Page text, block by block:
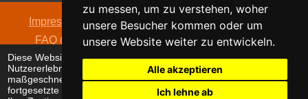
Diese Website verwendet Cookies, um Ihr
Nutzererlebnis zu verbessern und
maßgeschneiderte Anzeigen anzuzeigen. Die
fortgesetzte Nutzung dieser Website bestätigt
zu messen, um zu verstehen, woher
unsere Besucher kommen oder um
unsere Website weiter zu entwickeln.
Alle akzeptieren
Ich lehne ab
Impressum |Datenschutzerklärung|AGB|Kontakt
FAQ (häufig gestellte Fragen)|Hinweispflicht zur
Batterieentsorgung
© 2026 alpha electronic